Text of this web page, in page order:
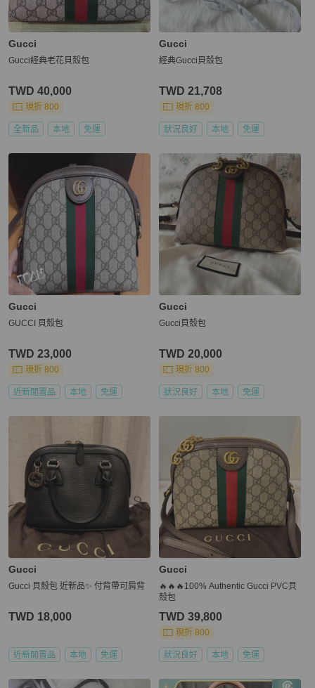
Gucci
Gucci經典老花貝殼包
TWD 40,000
現折 800
全新品 本地 免運
Gucci
經典Gucci貝殼包
TWD 21,708
現折 800
狀況良好 本地 免運
Gucci
GUCCI 貝殼包
TWD 23,000
現折 800
近新閒置品 本地 免運
Gucci
Gucci貝殼包
TWD 20,000
現折 800
狀況良好 本地 免運
Gucci
Gucci 貝殼包 近新品✨ 付背帶可肩背
TWD 18,000
近新閒置品 本地 免運
Gucci
🔥🔥🔥100% Authentic Gucci PVC貝
殼包
TWD 39,800
現折 800
狀況良好 本地 免運